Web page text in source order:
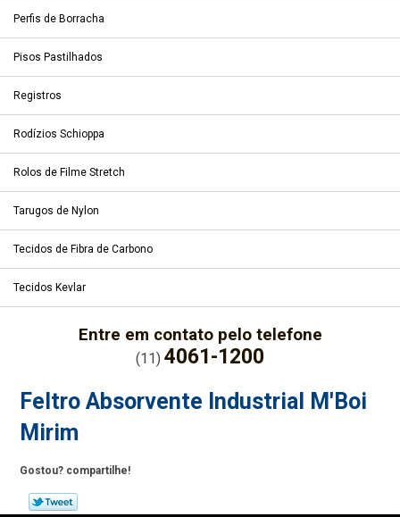
Perfis de Borracha
Pisos Pastilhados
Registros
Rodízios Schioppa
Rolos de Filme Stretch
Tarugos de Nylon
Tecidos de Fibra de Carbono
Tecidos Kevlar
Entre em contato pelo telefone
(11) 4061-1200
Feltro Absorvente Industrial M'Boi
Mirim
Gostou? compartilhe!